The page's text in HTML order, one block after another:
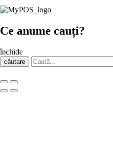
Ce anume cauți?
închide
căutare